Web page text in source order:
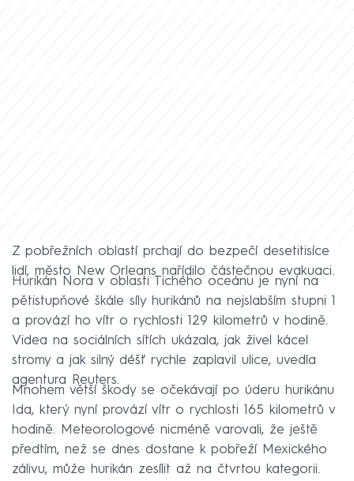
Z pobřežních oblastí prchají do bezpečí desetitisíce
lidí, město New Orleans nařídilo částečnou evakuaci.
Hurikán Nora v oblasti Tichého oceánu je nyní na
pětistupňové škále síly hurikánů na nejslabším stupni 1
a provází ho vítr o rychlosti 129 kilometrů v hodině.
Videa na sociálních sítích ukázala, jak živel kácel
stromy a jak silný déšť rychle zaplavil ulice, uvedla
agentura Reuters.
Mnohem větší škody se očekávají po úderu hurikánu
Ida, který nyní provází vítr o rychlosti 165 kilometrů v
hodině. Meteorologové nicméně varovali, že ještě
předtím, než se dnes dostane k pobřeží Mexického
zálivu, může hurikán zesílit až na čtvrtou kategorii.